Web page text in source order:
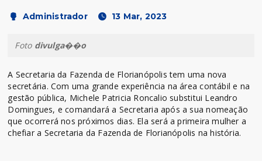
Administrador 13 Mar, 2023
Foto divulga��o
A Secretaria da Fazenda de Florianópolis tem uma nova
secretária. Com uma grande experiência na área contábil e na
gestão pública, Michele Patricia Roncalio substitui Leandro
Domingues, e comandará a Secretaria após a sua nomeação
que ocorrerá nos próximos dias. Ela será a primeira mulher a
chefiar a Secretaria da Fazenda de Florianópolis na história.